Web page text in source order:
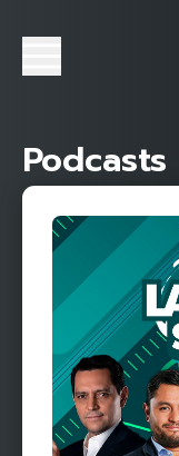
Podcasts